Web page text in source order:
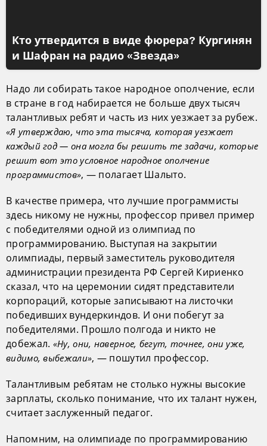
Кто утвердится в виде фюрера? Кургинян
и Шафран на радио «Звезда»
Надо ли собирать такое народное ополчение, если
в стране в год набирается не больше двух тысяч
талантливых ребят и часть из них уезжает за рубеж.
«Я утверждаю, что эта тысяча, которая уезжает
каждый год — она могла бы решить те задачи, которые
решит вот это условное народное ополчение
программистов», — полагает Шалыто.
В качестве примера, что лучшие программисты
здесь никому не нужны, профессор привел пример
с победителями одной из олимпиад по
программированию. Выступая на закрытии
олимпиады, первый заместитель руководителя
администрации президента РФ Сергей Кириенко
сказал, что на церемонии сидят представители
корпораций, которые записывают на листочки
победивших вундеркиндов. И они побегут за
победителями. Прошло полгода и никто не
добежал. «Ну, они, наверное, бегут, точнее, они уже,
видимо, выбежали», — пошутил профессор.
Талантливым ребятам не столько нужны высокие
зарплаты, сколько понимание, что их талант нужен,
считает заслуженный педагог.
Напомним, на олимпиаде по программированию